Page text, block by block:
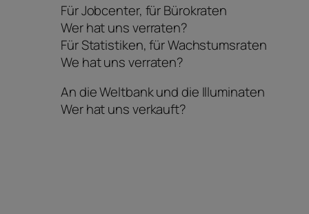
Für Jobcenter, für Bürokraten
Wer hat uns verraten?
Für Statistiken, für Wachstumsraten
We hat uns verraten?
An die Weltbank und die Illuminaten
Wer hat uns verkauft?